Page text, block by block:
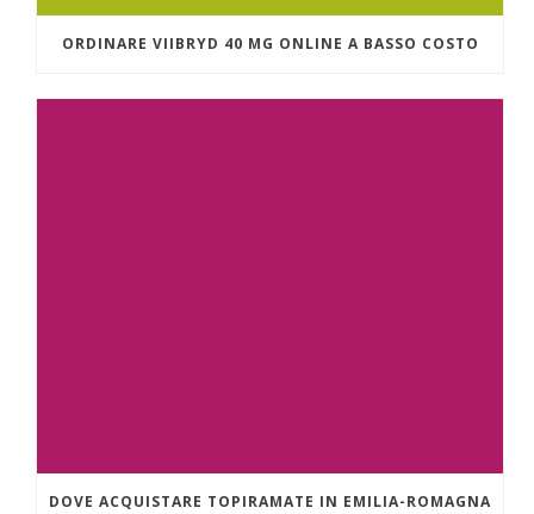
ORDINARE VIIBRYD 40 MG ONLINE A BASSO COSTO
DOVE ACQUISTARE TOPIRAMATE IN EMILIA-ROMAGNA